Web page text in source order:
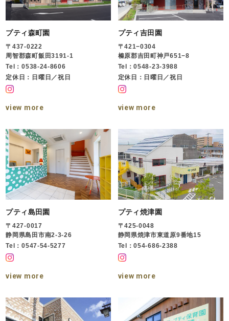
プティ森町園
〒437-0222
周智郡森町飯田3191-1
Tel：0538-24-8606
定休日：日曜日／祝日
view more
プティ吉田園
〒421−0304
榛原郡吉田町神戸651−8
Tel：0548-23-3988
定休日：日曜日／祝日
view more
プティ島田園
〒427-0017
静岡県島田市南2-3-26
Tel：0547-54-5277
view more
プティ焼津園
〒425-0048
静岡県焼津市東道原9番地15
Tel：054-686-2388
view more